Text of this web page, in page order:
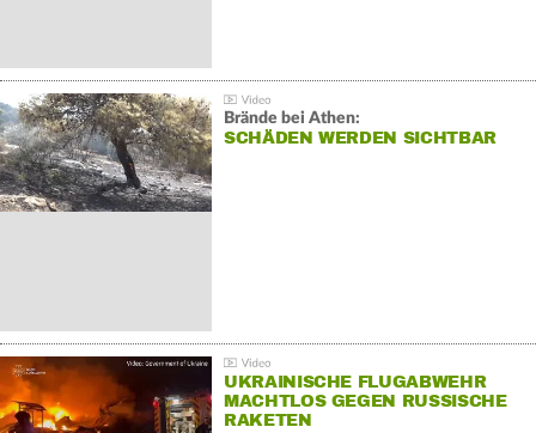
Brände bei Athen:
SCHÄDEN WERDEN SICHTBAR
UKRAINISCHE FLUGABWEHR
MACHTLOS GEGEN RUSSISCHE
RAKETEN